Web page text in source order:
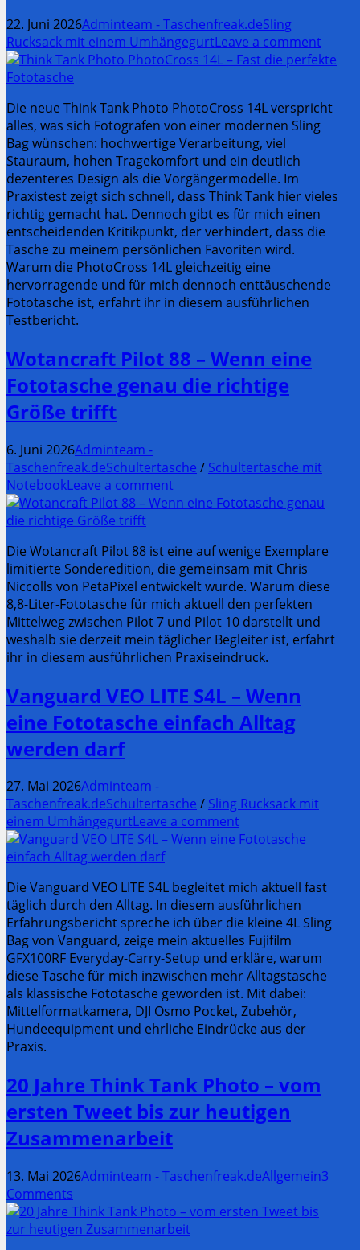
22. Juni 2026Adminteam - Taschenfreak.deSling
Rucksack mit einem UmhängegurtLeave a comment
Die neue Think Tank Photo PhotoCross 14L verspricht
alles, was sich Fotografen von einer modernen Sling
Bag wünschen: hochwertige Verarbeitung, viel
Stauraum, hohen Tragekomfort und ein deutlich
dezenteres Design als die Vorgängermodelle. Im
Praxistest zeigt sich schnell, dass Think Tank hier vieles
richtig gemacht hat. Dennoch gibt es für mich einen
entscheidenden Kritikpunkt, der verhindert, dass die
Tasche zu meinem persönlichen Favoriten wird.
Warum die PhotoCross 14L gleichzeitig eine
hervorragende und für mich dennoch enttäuschende
Fototasche ist, erfahrt ihr in diesem ausführlichen
Testbericht.
Wotancraft Pilot 88 – Wenn eine
Fototasche genau die richtige
Größe trifft
6. Juni 2026Adminteam -
Taschenfreak.deSchultertasche / Schultertasche mit
NotebookLeave a comment
Die Wotancraft Pilot 88 ist eine auf wenige Exemplare
limitierte Sonderedition, die gemeinsam mit Chris
Niccolls von PetaPixel entwickelt wurde. Warum diese
8,8-Liter-Fototasche für mich aktuell den perfekten
Mittelweg zwischen Pilot 7 und Pilot 10 darstellt und
weshalb sie derzeit mein täglicher Begleiter ist, erfahrt
ihr in diesem ausführlichen Praxiseindruck.
Vanguard VEO LITE S4L – Wenn
eine Fototasche einfach Alltag
werden darf
27. Mai 2026Adminteam -
Taschenfreak.deSchultertasche / Sling Rucksack mit
einem UmhängegurtLeave a comment
Die Vanguard VEO LITE S4L begleitet mich aktuell fast
täglich durch den Alltag. In diesem ausführlichen
Erfahrungsbericht spreche ich über die kleine 4L Sling
Bag von Vanguard, zeige mein aktuelles Fujifilm
GFX100RF Everyday-Carry-Setup und erkläre, warum
diese Tasche für mich inzwischen mehr Alltagstasche
als klassische Fototasche geworden ist. Mit dabei:
Mittelformatkamera, DJI Osmo Pocket, Zubehör,
Hundeequipment und ehrliche Eindrücke aus der
Praxis.
20 Jahre Think Tank Photo – vom
ersten Tweet bis zur heutigen
Zusammenarbeit
13. Mai 2026Adminteam - Taschenfreak.deAllgemein3
Comments